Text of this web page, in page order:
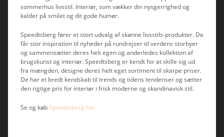
sommerhus livsstil. Interiør, som vækker din nysgerrighed og
kalder på smilet og dit gode humør.
Speedtsberg fører et stort udvalg af skønne livsstils-produkter. De
får stor inspiration til nyheder på rundrejser til verdens storbyer
og sammensætter deres helt egen og anderledes kollektion af
brugskunst og interiør. Speedtsberg er kendt for at skille sig ud
fra mængden, designe deres helt eget sortiment til skarpe priser.
De har et bredt kendskab til trends og tidens tendenser og sætter
den rigtige pris for interiør i frisk moderne og skandinavisk stil.
Se og køb Speedtsberg her